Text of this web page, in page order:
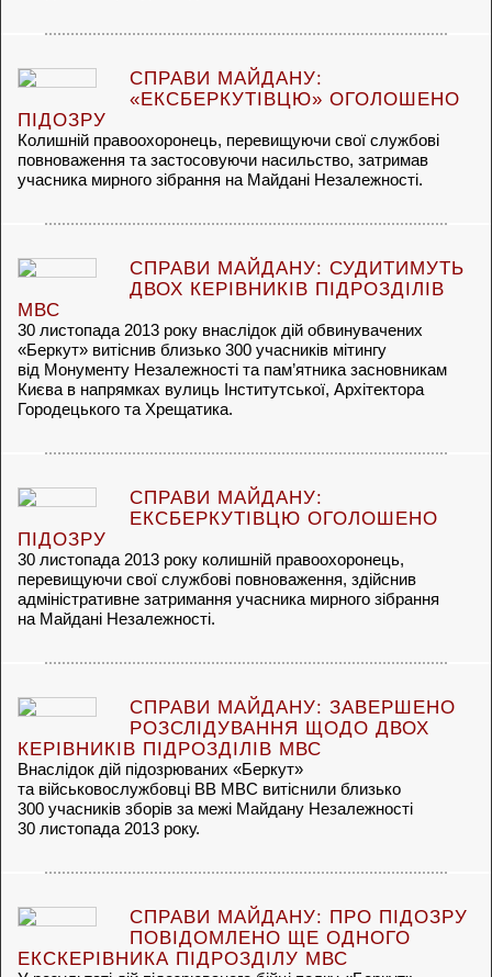
СПРАВИ МАЙДАНУ:
«ЕКСБЕРКУТІВЦЮ» ОГОЛОШЕНО
ПІДОЗРУ
Колишній правоохоронець, перевищуючи свої службові
повноваження та застосовуючи насильство, затримав
учасника мирного зібрання на Майдані Незалежності.
СПРАВИ МАЙДАНУ: СУДИТИМУТЬ
ДВОХ КЕРІВНИКІВ ПІДРОЗДІЛІВ
МВС
30 листопада 2013 року внаслідок дій обвинувачених
«Беркут» витіснив близько 300 учасників мітингу
від Монументу Незалежності та пам’ятника засновникам
Києва в напрямках вулиць Інститутської, Архітектора
Городецького та Хрещатика.
СПРАВИ МАЙДАНУ:
ЕКСБЕРКУТІВЦЮ ОГОЛОШЕНО
ПІДОЗРУ
30 листопада 2013 року колишній правоохоронець,
перевищуючи свої службові повноваження, здійснив
адміністративне затримання учасника мирного зібрання
на Майдані Незалежності.
СПРАВИ МАЙДАНУ: ЗАВЕРШЕНО
РОЗСЛІДУВАННЯ ЩОДО ДВОХ
КЕРІВНИКІВ ПІДРОЗДІЛІВ МВС
Внаслідок дій підозрюваних «Беркут»
та військовослужбовці ВВ МВС витіснили близько
300 учасників зборів за межі Майдану Незалежності
30 листопада 2013 року.
СПРАВИ МАЙДАНУ: ПРО ПІДОЗРУ
ПОВІДОМЛЕНО ЩЕ ОДНОГО
ЕКСКЕРІВНИКА ПІДРОЗДІЛУ МВС